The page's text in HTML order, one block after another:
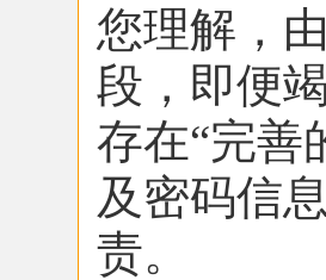
您理解，
段，即便
存在“完善
及密码信
责。